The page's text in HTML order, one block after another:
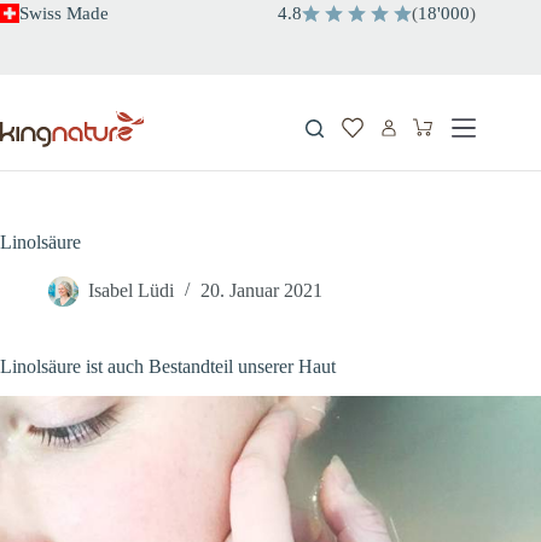
ZumSwiss Made 4.8 (18'000)
Warenkorb
Linolsäure
Isabel Lüdi 20. Januar 2021
Linolsäure ist auch Bestandteil unserer Haut